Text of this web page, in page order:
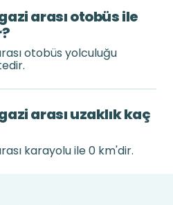
arası otobüs ile
otobüs yolculuğu
arası uzaklık kaç
karayolu ile 0 km'dir.